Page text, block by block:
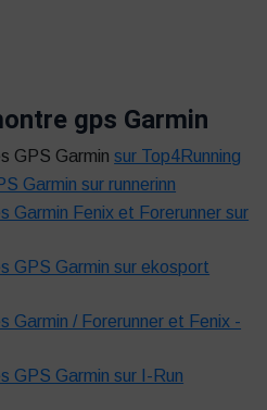
gps Garmin
GPS Garminsur Top4Running
Garmin sur runnerinn
Garmin Fenix et Forerunner sur
GPS Garmin sur ekosport
Garmin / Forerunner et Fenix -
GPS Garmin sur I-Run